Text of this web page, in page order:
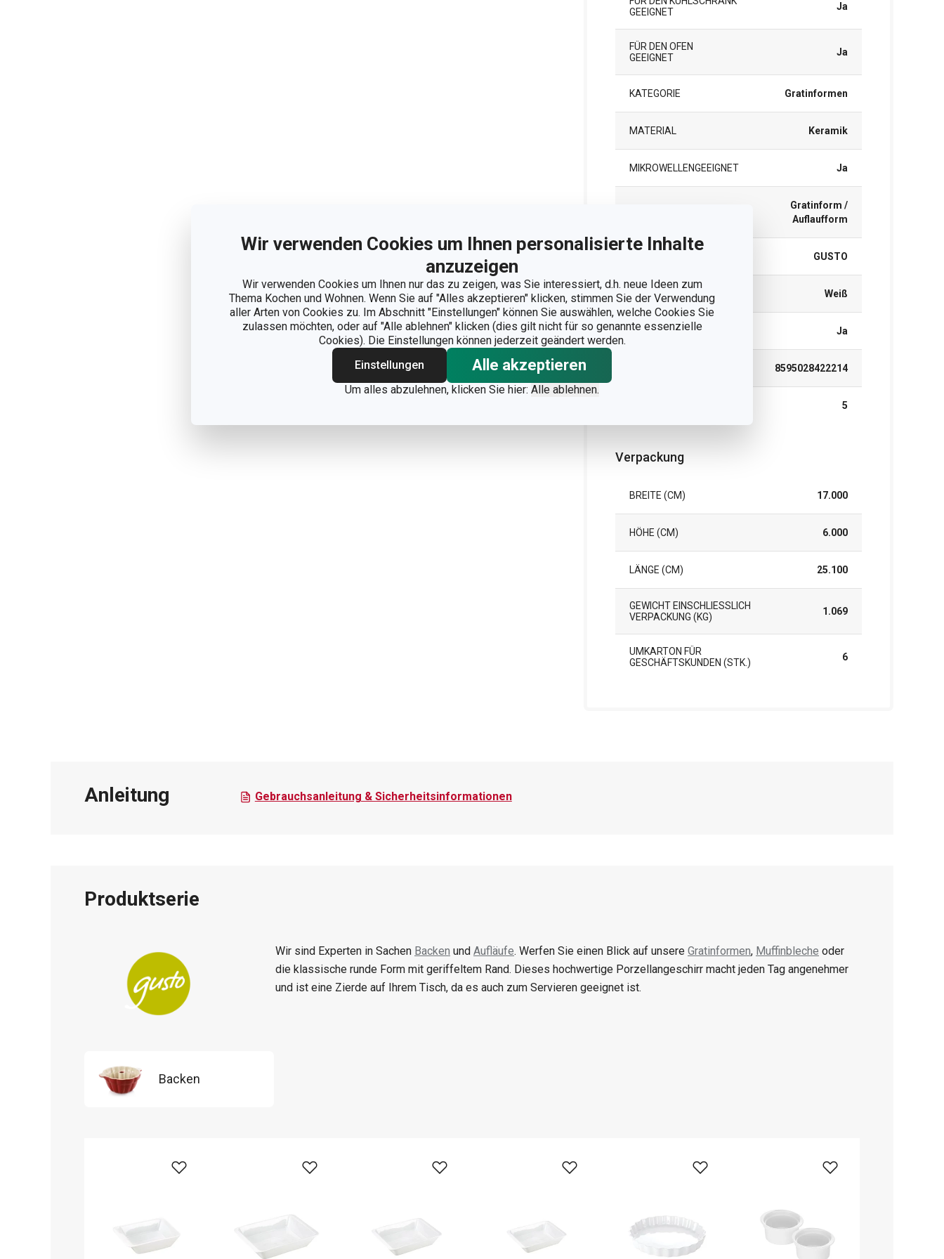
Wir verwenden Cookies um Ihnen personalisierte Inhalte
anzuzeigen
Wir verwenden Cookies um Ihnen nur das zu zeigen, was Sie interessiert, d.h. neue Ideen zum
Thema Kochen und Wohnen. Wenn Sie auf "Alles akzeptieren" klicken, stimmen Sie der Verwendung
aller Arten von Cookies zu. Im Abschnitt "Einstellungen" können Sie auswählen, welche Cookies Sie
zulassen möchten, oder auf "Alle ablehnen" klicken (dies gilt nicht für so genannte essenzielle
Cookies). Die Einstellungen können jederzeit geändert werden.
Einstellungen
Alle akzeptieren
Um alles abzulehnen, klicken Sie hier: Alle ablehnen.
GEEIGNET
Ja
FÜR DEN OFEN
GEEIGNET
Ja
KATEGORIE Gratinformen
MATERIAL Keramik
MIKROWELLENGEEIGNET Ja
Gratinform /
Auflaufform
GUSTO
FARBE Weiß
SPÜLMASCHINE Ja
8595028422214
5
Verpackung
BREITE (CM) 17.000
HÖHE (CM) 6.000
LÄNGE (CM) 25.100
GEWICHT EINSCHLIESSLICH V
ERPACKUNG (KG)
1.069
UMKARTON FÜR
GESCHÄFTSKUNDEN (STK.)
6
Anleitung Gebrauchsanleitung & Sicherheitsinformationen
Produktserie
Wir sind Experten in Sachen Backen und Aufläufe. Werfen Sie einen Blick auf unsere Gratinformen, Muffinbleche oder
die klassische runde Form mit geriffeltem Rand. Dieses hochwertige Porzellangeschirr macht jeden Tag angenehmer
und ist eine Zierde auf Ihrem Tisch, da es auch zum Servieren geeignet ist.
Backen